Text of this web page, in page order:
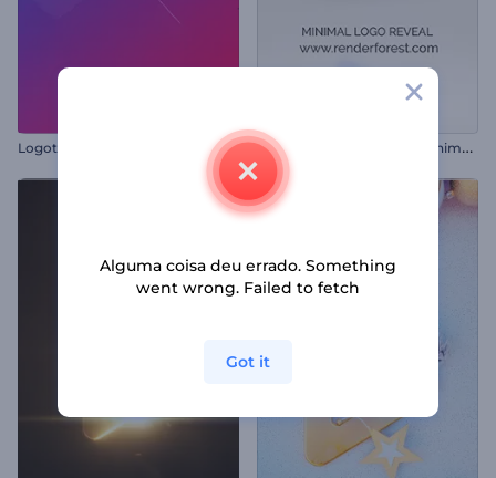
Logotipo Círculos Giratórios A
presentação de Logo - Minimalista
Alguma coisa deu errado. Something
went wrong. Failed to fetch
Got it